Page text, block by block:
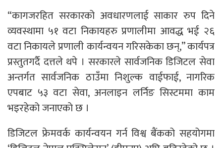
“कागजरहित सरकारको अवधारणलाई साकार रुप दिने
व्यवस्थामा ५१ वटा निकायहरु प्रणालीमा आवद्ध भई २६
वटा निकायले प्रणाली कार्यन्वयन गरिसकेका छन्,” कार्यपत्र
प्रस्तुतगर्दै दत्तले थपे । सरकारले सार्वजनिक डिजिटल सेवा
अन्तर्गत सार्वजनिक ठाउँमा निशुल्क वाईफाई, नागरिक
एपबाट ५३ वटा सेवा, अनलाइन लर्निङ सिस्टममा काम
भइरहेको जनाएकाे छ ।
डिजिटल फ्रेमवर्क कार्यन्वयन गर्न विश्व बैंकको सहयोगमा